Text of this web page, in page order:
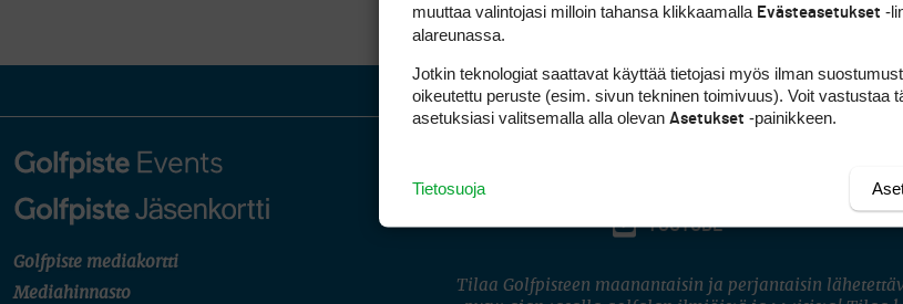
Golfpiste mediakortti
Mediahinnasto
INSTAGRAM
YOUTUBE
Tilaa Golfpisteen maanantaisin ja perjantaisin
muuttaa valintojasi milloin tahansa klikkaamalla Evästeasetukset -
alareunassa.
Jotkin teknologiat saattavat käyttää tietojasi myös ilman
oikeutettu peruste (esim. sivun tekninen toimivuus). Voit vastustaa
asetuksiasi valitsemalla alla olevan Asetukset -painikkeen.
Tietosuoja